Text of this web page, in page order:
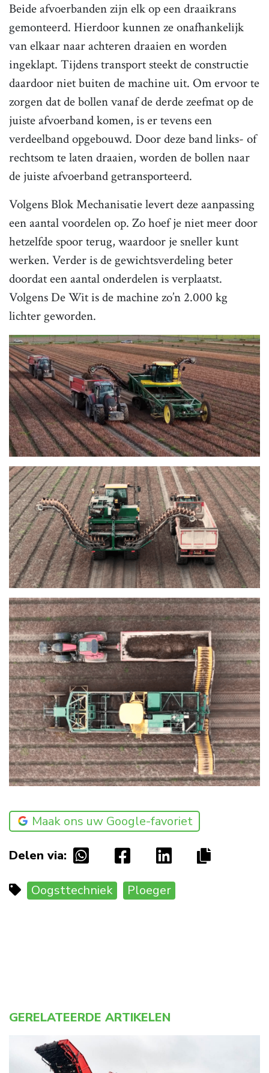
Beide afvoerbanden zijn elk op een draaikrans
gemonteerd. Hierdoor kunnen ze onafhankelijk
van elkaar naar achteren draaien en worden
ingeklapt. Tijdens transport steekt de constructie
daardoor niet buiten de machine uit. Om ervoor te
zorgen dat de bollen vanaf de derde zeefmat op de
juiste afvoerband komen, is er tevens een
verdeelband opgebouwd. Door deze band links- of
rechtsom te laten draaien, worden de bollen naar
de juiste afvoerband getransporteerd.
Volgens Blok Mechanisatie levert deze aanpassing
een aantal voordelen op. Zo hoef je niet meer door
hetzelfde spoor terug, waardoor je sneller kunt
werken. Verder is de gewichtsverdeling beter
doordat een aantal onderdelen is verplaatst.
Volgens De Wit is de machine zo’n 2.000 kg
lichter geworden.
Maak ons uw Google-favoriet
Delen via:
Oogsttechniek Ploeger
GERELATEERDE ARTIKELEN